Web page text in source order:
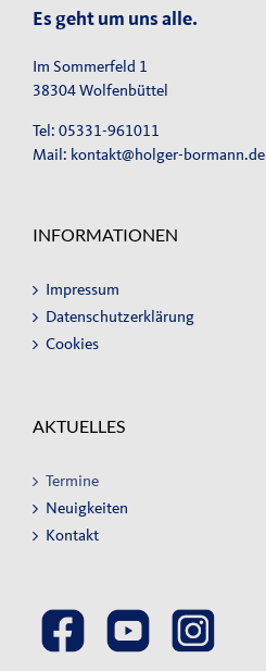
Es geht um uns alle.
Im Sommerfeld 1
38304 Wolfenbüttel
Tel: 05331-961011
Mail: kontakt@holger-bormann.de
INFORMATIONEN
Impressum
Datenschutzerklärung
Cookies
AKTUELLES
Termine
Neuigkeiten
Kontakt